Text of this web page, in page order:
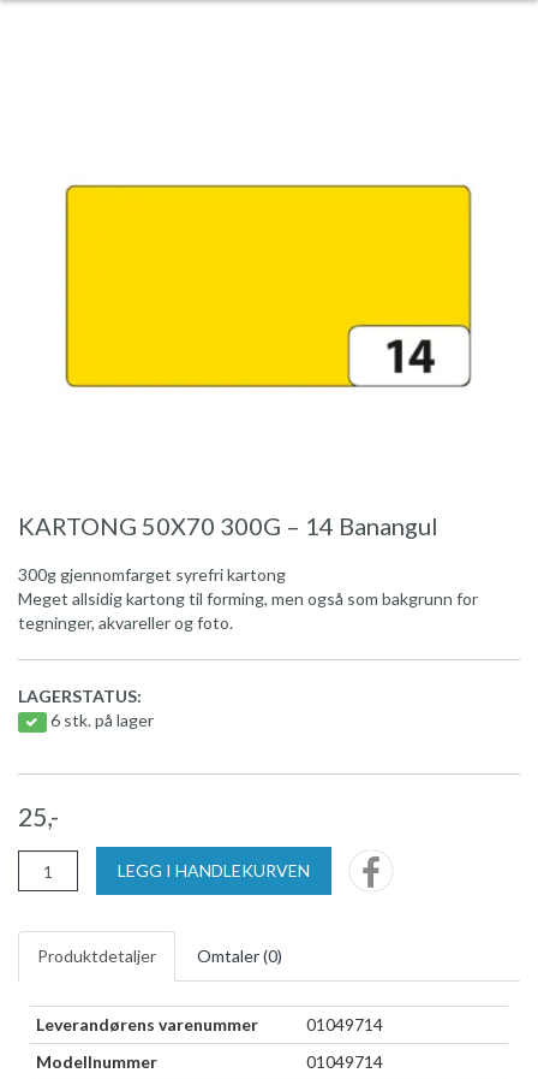
KARTONG 50X70 300G – 14 Banangul
300g gjennomfarget syrefri kartong
Meget allsidig kartong til forming, men også som bakgrunn for
tegninger, akvareller og foto.
LAGERSTATUS:
6 stk. på lager
25,-
LEGG I HANDLEKURVEN
Produktdetaljer Omtaler (0)
Leverandørens varenummer
01049714
Modellnummer
01049714